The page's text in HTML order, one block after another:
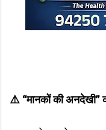
⚠️ “मानकों की अनदेखी”